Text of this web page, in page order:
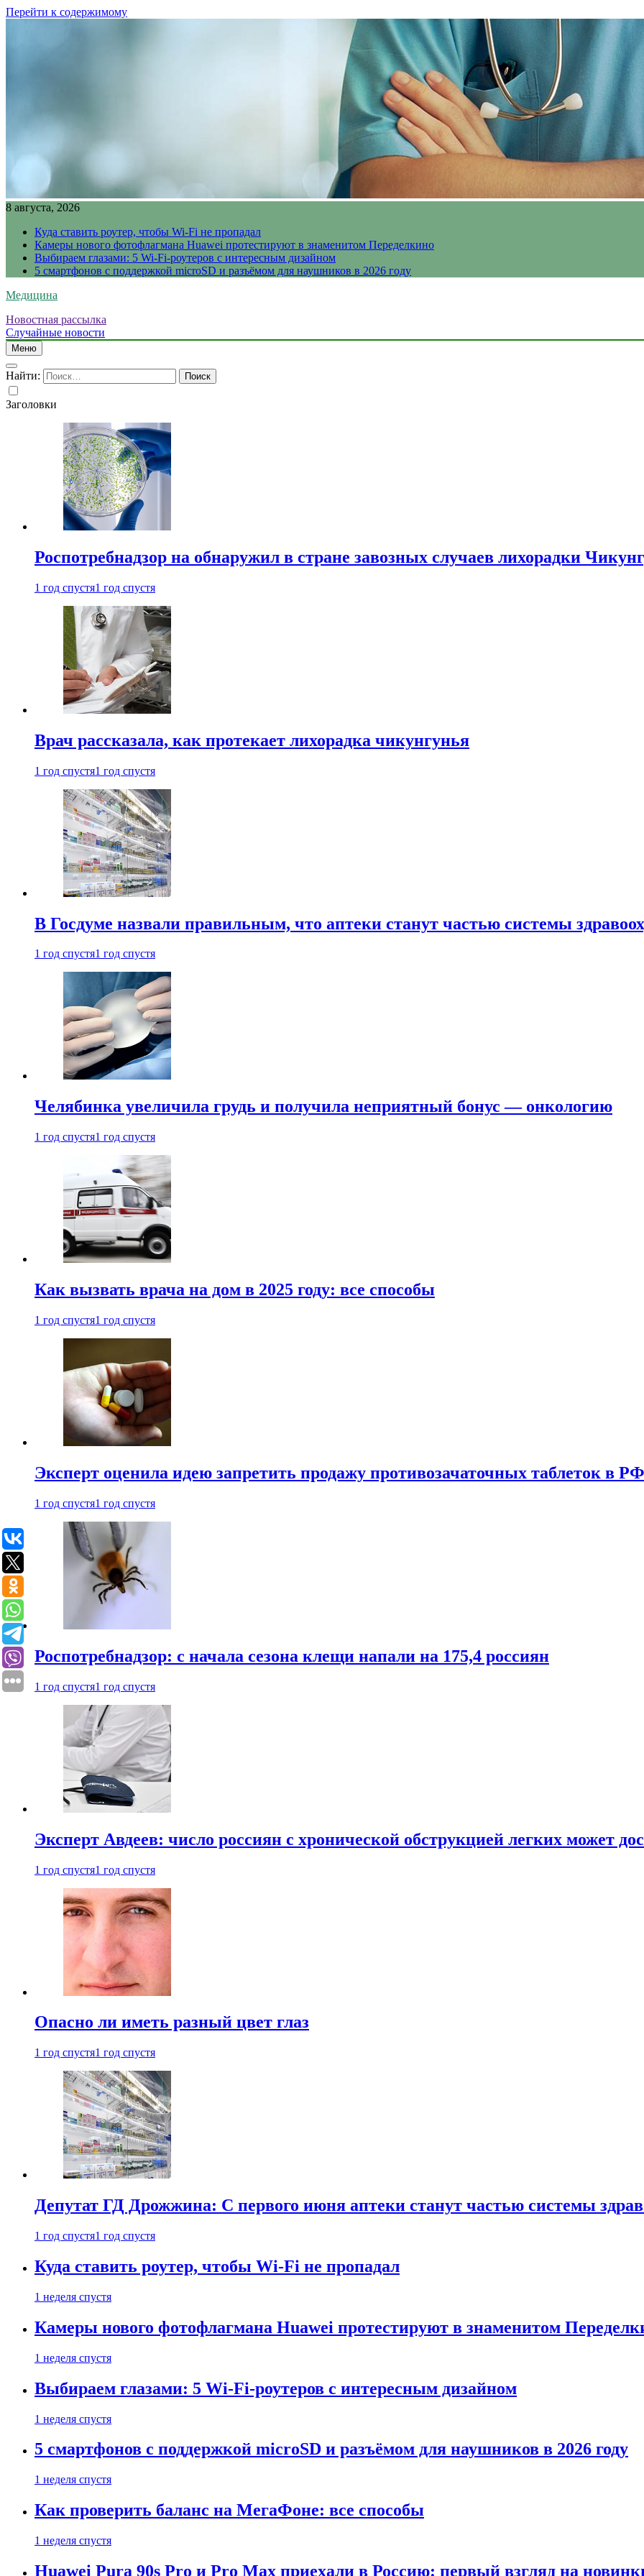
Перейти к содержимому
8 августа, 2026
Куда ставить роутер, чтобы Wi-Fi не пропадал
Камеры нового фотофлагмана Huawei протестируют в знаменитом Переделкино
Выбираем глазами: 5 Wi-Fi-роутеров с интересным дизайном
5 смартфонов с поддержкой microSD и разъёмом для наушников в 2026 году
Медицина
Новостная рассылка
Случайные новости
Меню
Найти:
Заголовки
Роспотребнадзор на обнаружил в стране завозных случаев лихорадки
1 год спустя1 год спустя
Врач рассказала, как протекает лихорадка чикунгунья
1 год спустя1 год спустя
В Госдуме назвали правильным, что аптеки станут частью системы
1 год спустя1 год спустя
Челябинка увеличила грудь и получила неприятный бонус — онкологию
1 год спустя1 год спустя
Как вызвать врача на дом в 2025 году: все способы
1 год спустя1 год спустя
Эксперт оценила идею запретить продажу противозачаточных таблеток в РФ
1 год спустя1 год спустя
Роспотребнадзор: с начала сезона клещи напали на 175,4 россиян
1 год спустя1 год спустя
Эксперт Авдеев: число россиян с хронической обструкцией легких может
1 год спустя1 год спустя
Опасно ли иметь разный цвет глаз
1 год спустя1 год спустя
Депутат ГД Дрожжина: С первого июня аптеки станут частью системы
1 год спустя1 год спустя
Куда ставить роутер, чтобы Wi-Fi не пропадал
1 неделя спустя
Камеры нового фотофлагмана Huawei протестируют в знаменитом
1 неделя спустя
Выбираем глазами: 5 Wi-Fi-роутеров с интересным дизайном
1 неделя спустя
5 смартфонов с поддержкой microSD и разъёмом для наушников в 2026 году
1 неделя спустя
Как проверить баланс на МегаФоне: все способы
1 неделя спустя
Huawei Pura 90s Pro и Pro Max приехали в Россию: первый взгляд на